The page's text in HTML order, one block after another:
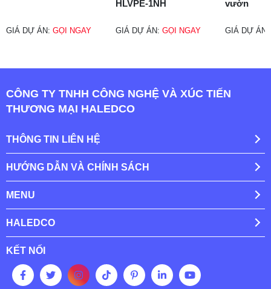
GIÁ DỰ ÁN: GỌI NGAY
HLVPE-1NH
GIÁ DỰ ÁN:GỌI NGAY
vườn
GIÁ DỰ
CÔNG TY TNHH CÔNG NGHỆ VÀ XÚC TIẾN
THƯƠNG MẠI HALEDCO
THÔNG TIN LIÊN HỆ
HƯỚNG DẪN VÀ CHÍNH SÁCH
MENU
HALEDCO
KẾT NỐI